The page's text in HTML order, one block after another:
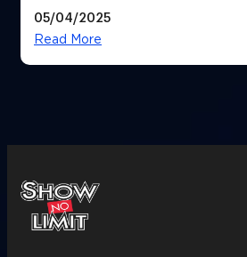
05/04/2025
Read More